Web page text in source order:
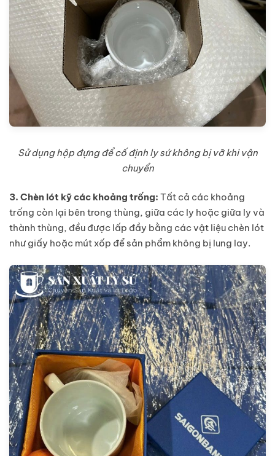
Sử dụng hộp đựng để cố định ly sứ không bị vỡ khi vận
chuyển
3. Chèn lót kỹ các khoảng trống: Tất cả các khoảng
trống còn lại bên trong thùng, giữa các ly hoặc giữa ly và
thành thùng, đều được lấp đầy bằng các vật liệu chèn lót
như giấy hoặc mút xốp để sản phẩm không bị lung lay.